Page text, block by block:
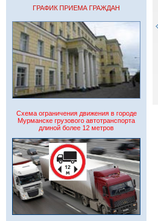
ГРАФИК ПРИЕМА ГРАЖДАН
Схема ограничения движения в городе
Мурманске грузового автотранспорта
длиной более 12 метров